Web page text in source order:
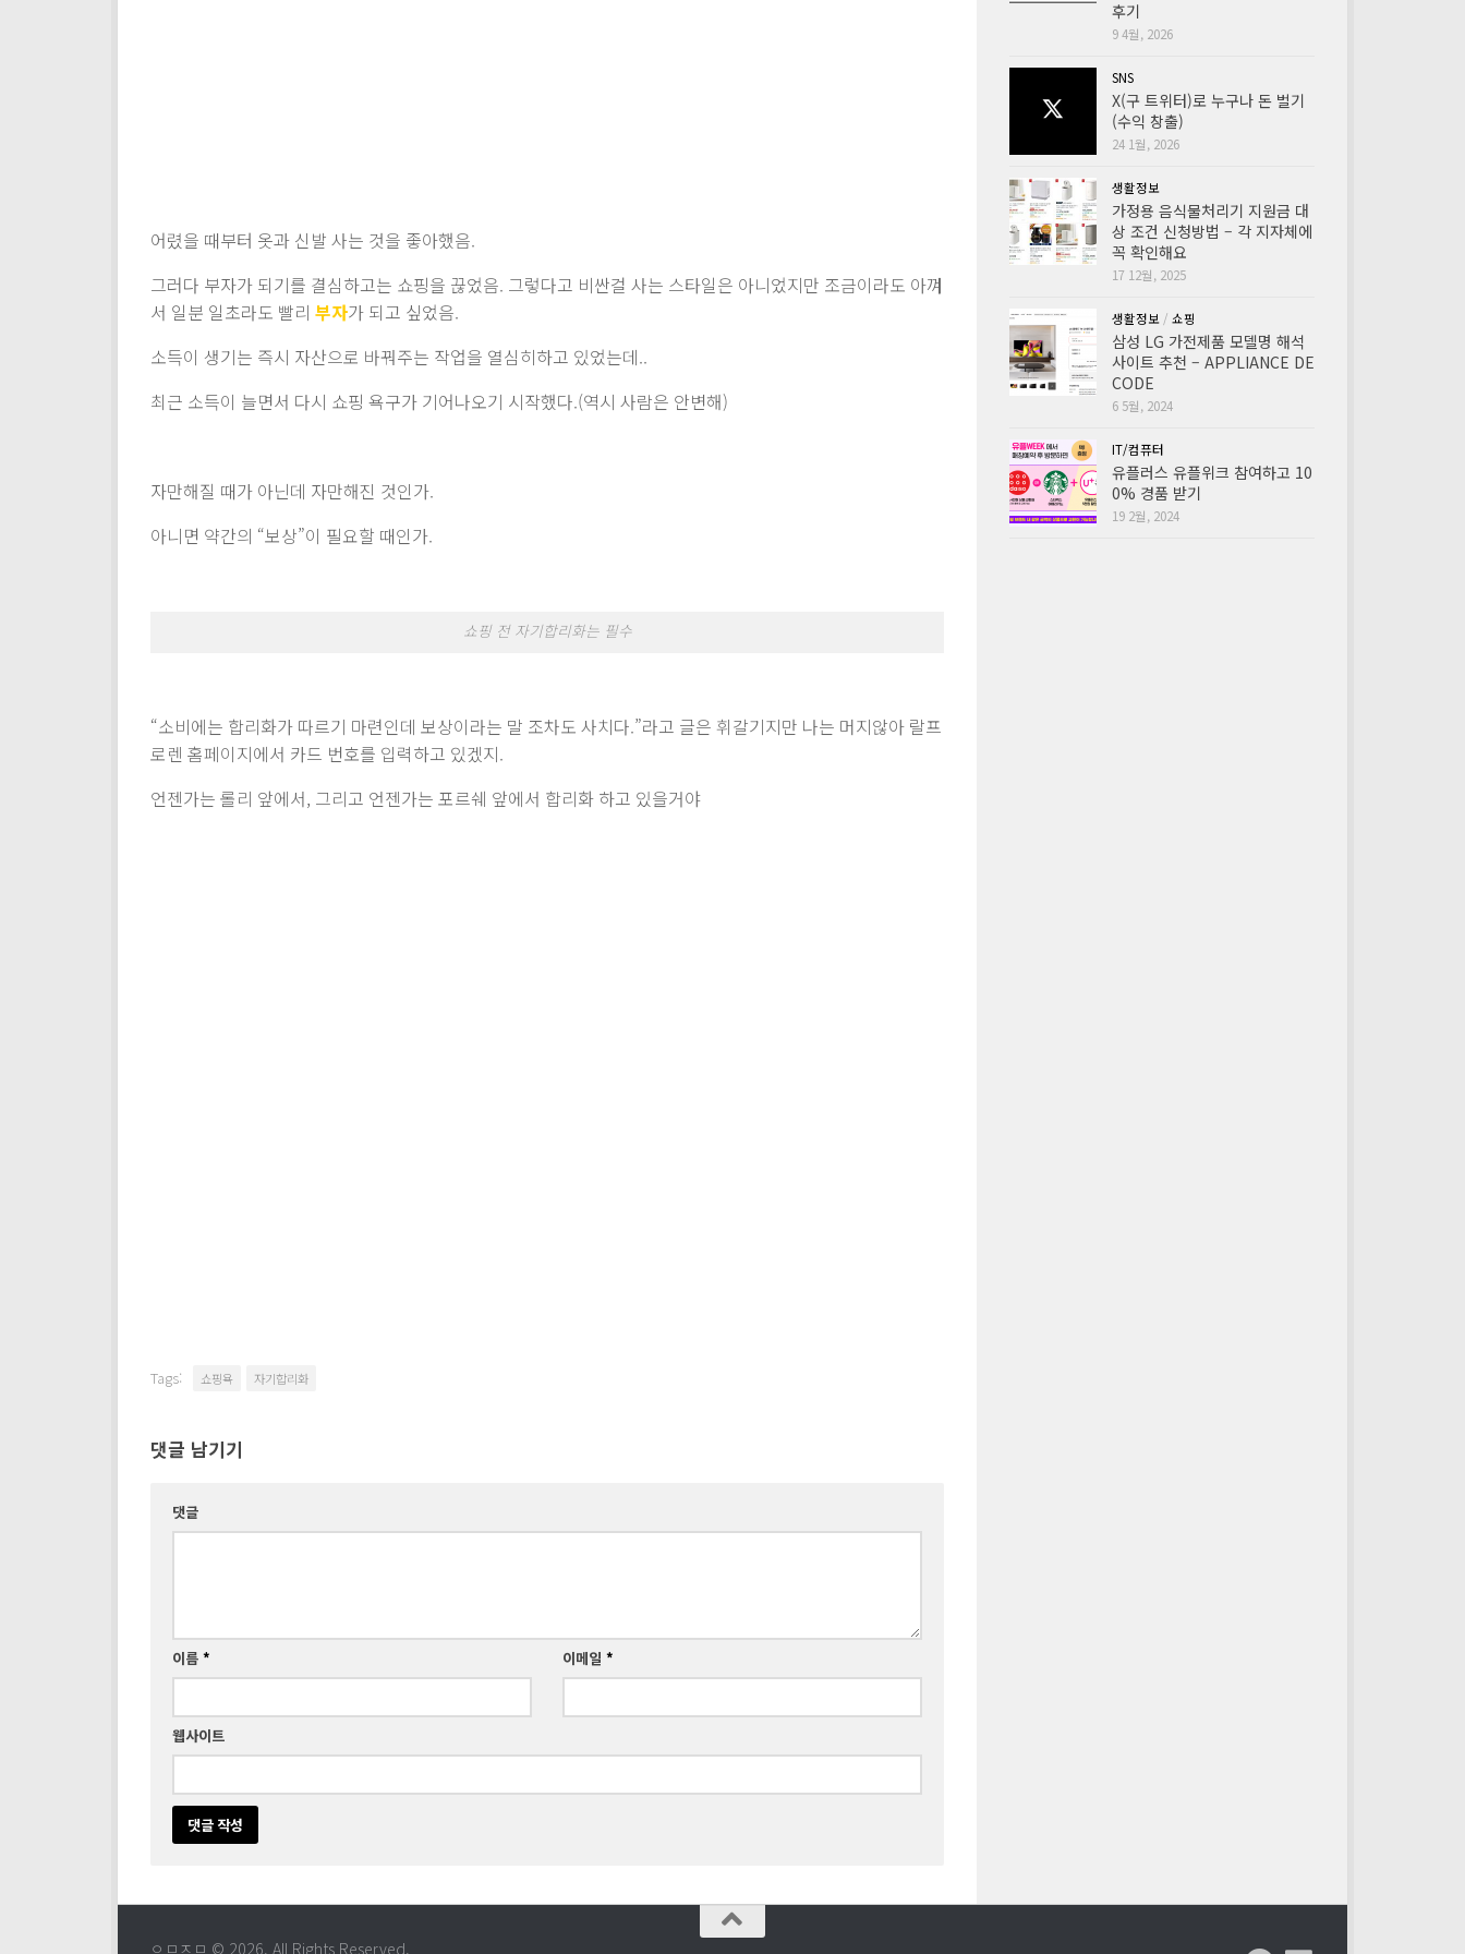
어렸을 때부터 옷과 신발 사는 것을 좋아했음.
그러다 부자가 되기를 결심하고는 쇼핑을 끊었음. 그렇다고 비싼걸 사는 스타일은 아니었지만 조금이라도 아껴
서 일분 일초라도 빨리 부자가 되고 싶었음.
소득이 생기는 즉시 자산으로 바꿔주는 작업을 열심히하고 있었는데..
최근 소득이 늘면서 다시 쇼핑 욕구가 기어나오기 시작했다.(역시 사람은 안변해)
자만해질 때가 아닌데 자만해진 것인가.
아니면 약간의 “보상”이 필요할 때인가.
쇼핑 전 자기합리화는 필수
“소비에는 합리화가 따르기 마련인데 보상이라는 말 조차도 사치다.”라고 글은 휘갈기지만 나는 머지않아 랄프
로렌 홈페이지에서 카드 번호를 입력하고 있겠지.
언젠가는 롤리 앞에서, 그리고 언젠가는 포르쉐 앞에서 합리화 하고 있을거야
Tags: 쇼핑욕 자기합리화
댓글 남기기
댓글
이름 * 이메일 *
웹사이트
후기
9 4월, 2026
SNS
X(구 트위터)로 누구나 돈 벌기
(수익 창출)
24 1월, 2026
생활정보
가정용 음식물처리기 지원금 대
상 조건 신청방법 – 각 지자체에
꼭 확인해요
17 12월, 2025
생활정보 / 쇼핑
삼성 LG 가전제품 모델명 해석
사이트 추천 – APPLIANCE DE
CODE
6 5월, 2024
IT/컴퓨터
유플러스 유플위크 참여하고 10
0% 경품 받기
19 2월, 2024
ㅇㅁㅈㅁ © 2026. All Rights Reserved.